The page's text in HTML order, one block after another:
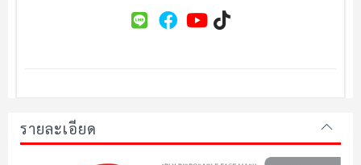
รายละเอียด